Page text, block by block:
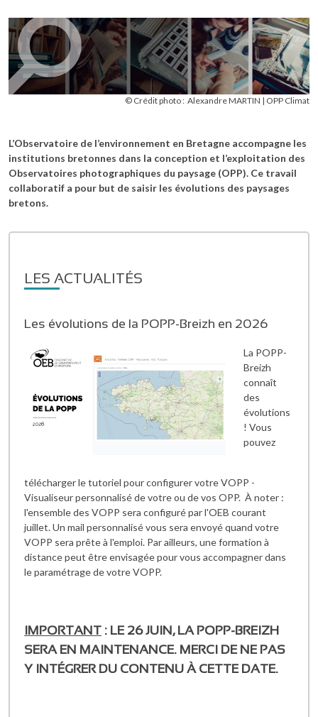
© Crédit photo : Alexandre MARTIN OPP Climat
L’Observatoire de l’environnement en Bretagne accompagne les
institutions bretonnes dans la conception et l’exploitation des
Observatoires photographiques du paysage (OPP). Ce travail
collaboratif a pour but de saisir les évolutions des paysages
bretons.
LES ACTUALITÉS
Les évolutions de la POPP-Breizh en 2026
La POPP-
Breizh
connaît
des
évolutions
! Vous
pouvez
télécharger le tutoriel pour configurer votre VOPP -
Visualiseur personnalisé de votre ou de vos OPP. À noter :
l'ensemble des VOPP sera configuré par l'OEB courant
juillet. Un mail personnalisé vous sera envoyé quand votre
VOPP sera prête à l'emploi. Par ailleurs, une formation à
distance peut être envisagée pour vous accompagner dans
le paramétrage de votre VOPP.
IMPORTANT : LE 26 JUIN, LA POPP-BREIZH
SERA EN MAINTENANCE. MERCI DE NE PAS
Y INTÉGRER DU CONTENU À CETTE DATE.